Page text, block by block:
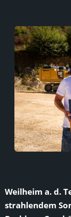
Weilheim a. d.
strahlendem